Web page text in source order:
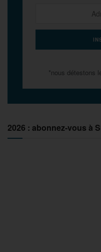
*nous détestons
2026 : abonnez-vous à